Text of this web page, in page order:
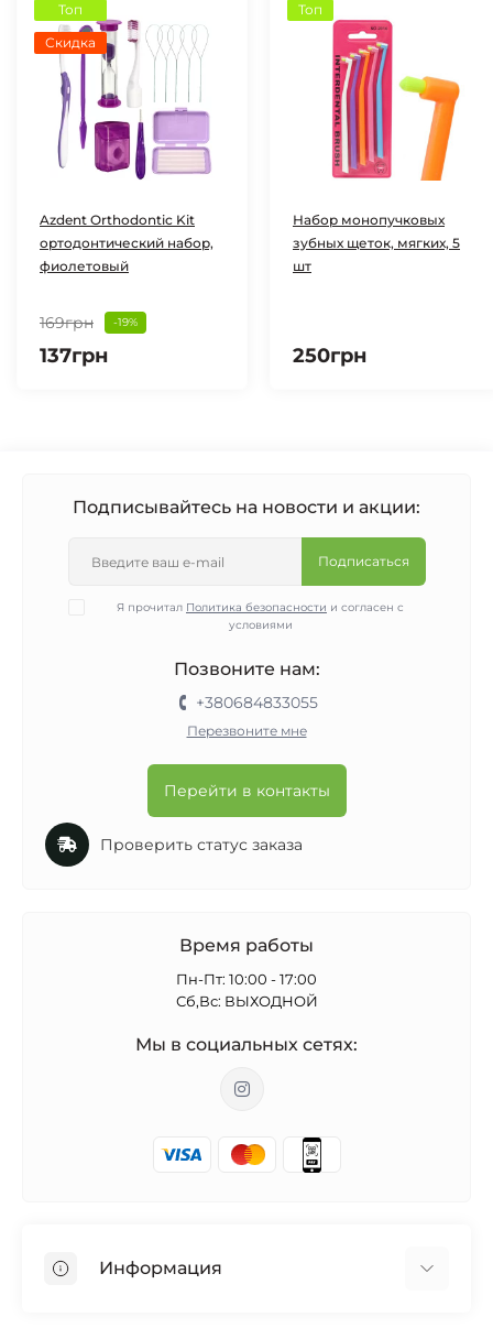
Топ
Скидка
Azdent Orthodontic Kit
ортодонтический набор,
фиолетовый
169грн -19%
137грн
Топ
Набор монопучковых
зубных щеток, мягких, 5
шт
250грн
Подписывайтесь на новости и акции:
Подписаться
Я прочитал Политика безопасности и согласен с
условиями
Позвоните нам:
+380684833055
Перезвоните мне
Перейти в контакты
Проверить статус заказа
Время работы
Пн-Пт: 10:00 - 17:00
Сб,Вс: ВЫХОДНОЙ
Мы в социальных сетях:
Информация